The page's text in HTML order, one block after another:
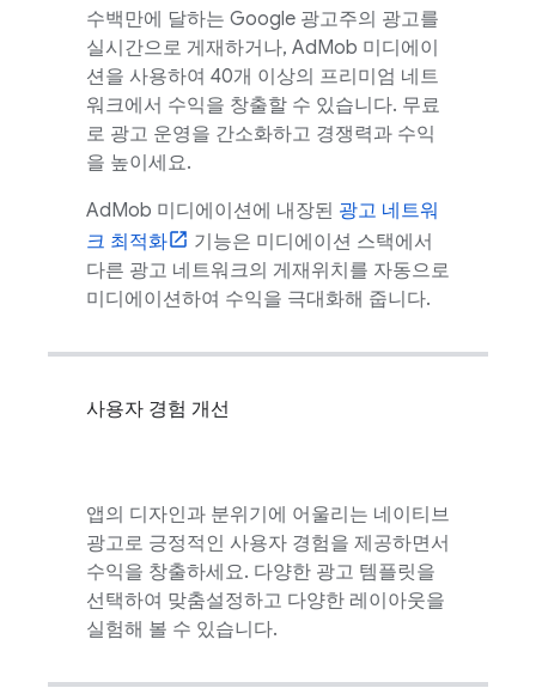
수백만에 달하는 Google 광고주의 광고를
실시간으로 게재하거나, AdMob 미디에이
션을 사용하여 40개 이상의 프리미엄 네트
워크에서 수익을 창출할 수 있습니다. 무료
로 광고 운영을 간소화하고 경쟁력과 수익
을 높이세요.
AdMob 미디에이션에 내장된 광고 네트워
크 최적화
기능은 미디에이션 스택에서
다른 광고 네트워크의 게재위치를 자동으로
미디에이션하여 수익을 극대화해 줍니다.
사용자 경험 개선
앱의 디자인과 분위기에 어울리는 네이티브
광고로 긍정적인 사용자 경험을 제공하면서
수익을 창출하세요. 다양한 광고 템플릿을
선택하여 맞춤설정하고 다양한 레이아웃을
실험해 볼 수 있습니다.